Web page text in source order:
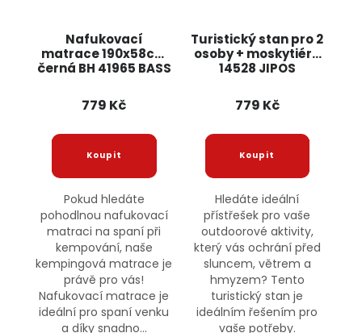
Nafukovací
matrace 190x58cm
černá BH 41965 BASS
779 Kč
Pokud hledáte
pohodlnou nafukovací
matraci na spaní při
kempování, naše
kempingová matrace je
právě pro vás!
Nafukovací matrace je
ideální pro spaní venku
a díky snadno...
Turistický stan pro 2
osoby + moskytiéra
14528 JIPOS
779 Kč
Hledáte ideální
přístřešek pro vaše
outdoorové aktivity,
který vás ochrání před
sluncem, větrem a
hmyzem? Tento
turistický stan je
ideálním řešením pro
vaše potřeby.